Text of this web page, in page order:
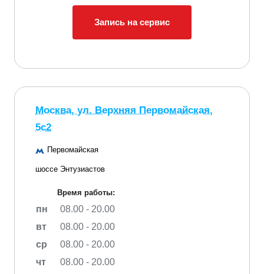
Запись на сервис
Москва, ул. Верхняя Первомайская,
5с2
Первомайская
шоссе Энтузиастов
Время работы:
пн
08.00 - 20.00
вт
08.00 - 20.00
ср
08.00 - 20.00
чт
08.00 - 20.00